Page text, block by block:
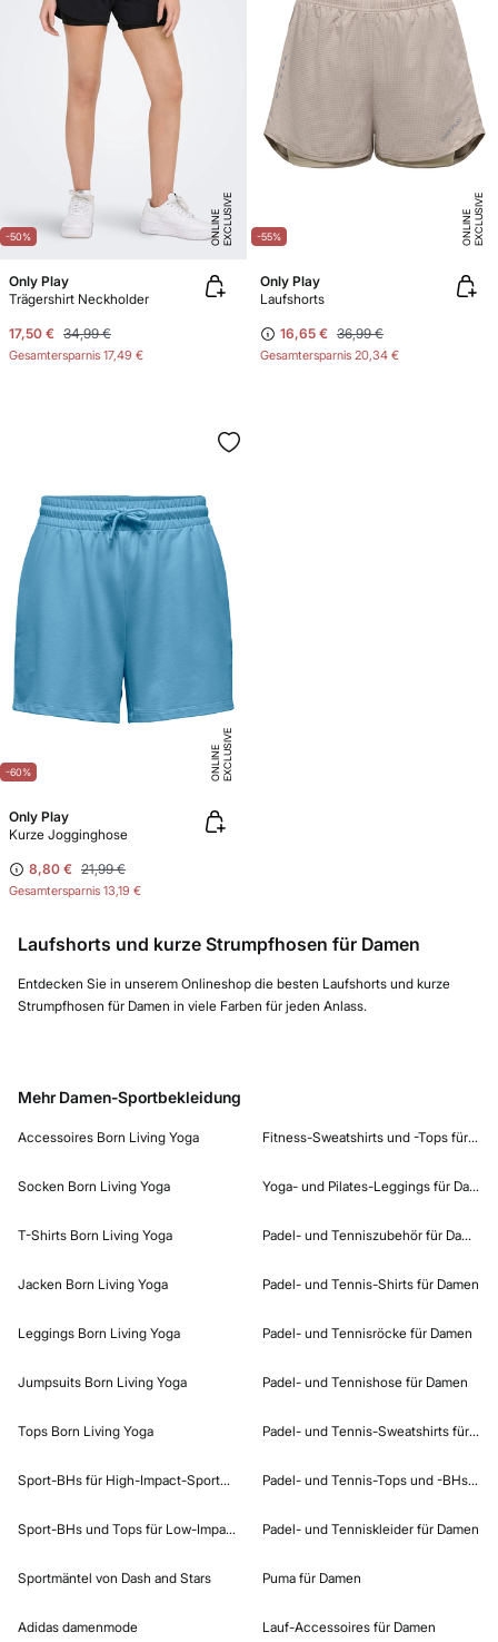
-50% E
X
C
L
U
SI
V
E
O
N
LI
N
E
Only Play
Trägershirt Neckholder
17,50 € 34,99 €
Gesamtersparnis 17,49 €
-55% E
X
C
L
U
SI
V
E
O
N
LI
N
E
Only Play
Laufshorts
16,65 € 36,99 €
Gesamtersparnis 20,34 €
-60% E
X
C
L
U
SI
V
E
O
N
LI
N
E
Only Play
Kurze Jogginghose
8,80 € 21,99 €
Gesamtersparnis 13,19 €
Laufshorts und kurze Strumpfhosen für Damen
Entdecken Sie in unserem Onlineshop die besten Laufshorts und kurze
Strumpfhosen für Damen in viele Farben für jeden Anlass.
Mehr Damen-Sportbekleidung
Accessoires Born Living Yoga
Socken Born Living Yoga
T-Shirts Born Living Yoga
Jacken Born Living Yoga
Leggings Born Living Yoga
Jumpsuits Born Living Yoga
Tops Born Living Yoga
Sport-BHs für High-Impact-Sportarten
Sport-BHs und Tops für Low-Impact-Sportarten
Sportmäntel von Dash and Stars
Adidas damenmode
Fitness-Sweatshirts und -Tops für
Yoga- und Pilates-Leggings für Damen
Padel- und Tenniszubehör für Damen
Padel- und Tennis-Shirts für Damen
Padel- und Tennisröcke für Damen
Padel- und Tennishose für Damen
Padel- und Tennis-Sweatshirts für
Padel- und Tennis-Tops und -BHs für
Padel- und Tenniskleider für Damen
Puma für Damen
Lauf-Accessoires für Damen